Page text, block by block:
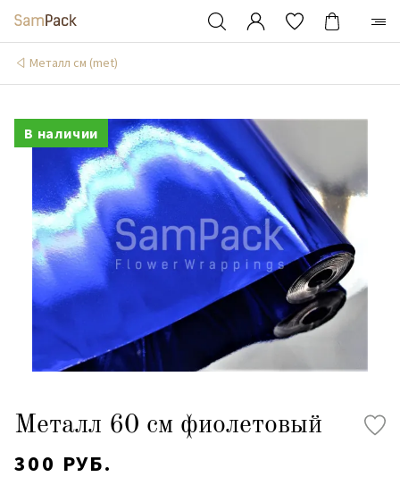
Металл см (met)
В наличии
Металл 60 см фиолетовый
300 РУБ.